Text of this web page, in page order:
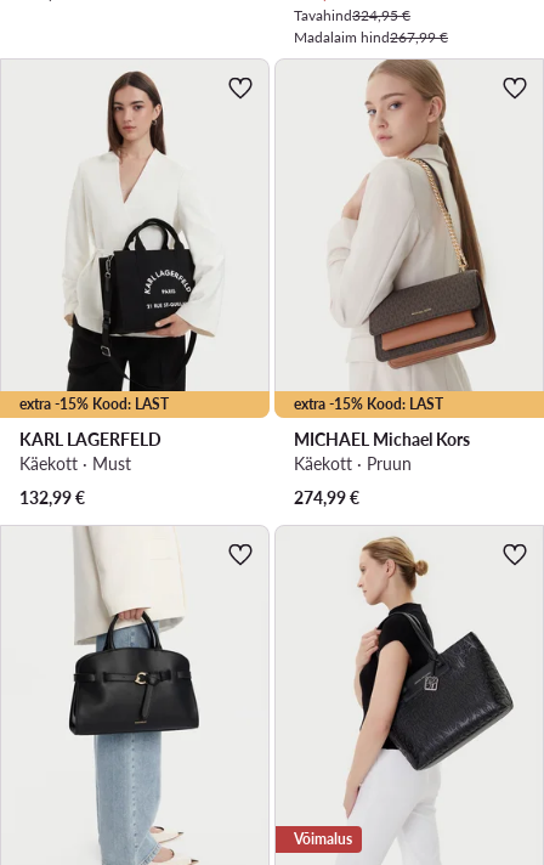
Tavahind324,95 €
Madalaim hind267,99 €
extra -15% Kood: LAST
KARL LAGERFELD
Käekott · Must
132,99€
extra -15% Kood: LAST
MICHAEL Michael Kors
Käekott · Pruun
274,99€
Võimalus